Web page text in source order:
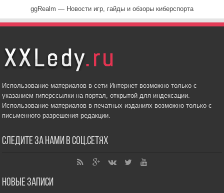
ggRealm — Новости игр, гайды и обзоры киберспорта
Использование материалов в сети Интернет возможно только с
указанием гиперссылки на портал, открытой для индексации.
Использование материалов в печатных изданиях возможно только с
письменного разрешения редакции.
Следите за нами в соц.сетях
Новые записи